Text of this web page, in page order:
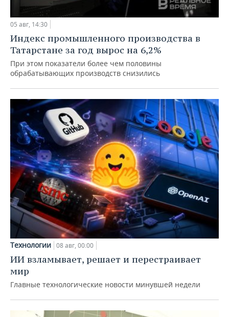
05 авг, 14:30
Индекс промышленного производства в
Татарстане за год вырос на 6,2%
При этом показатели более чем половины
обрабатывающих производств снизились
Технологии 08 авг, 00:00
ИИ взламывает, решает и перестраивает
мир
Главные технологические новости минувшей недели